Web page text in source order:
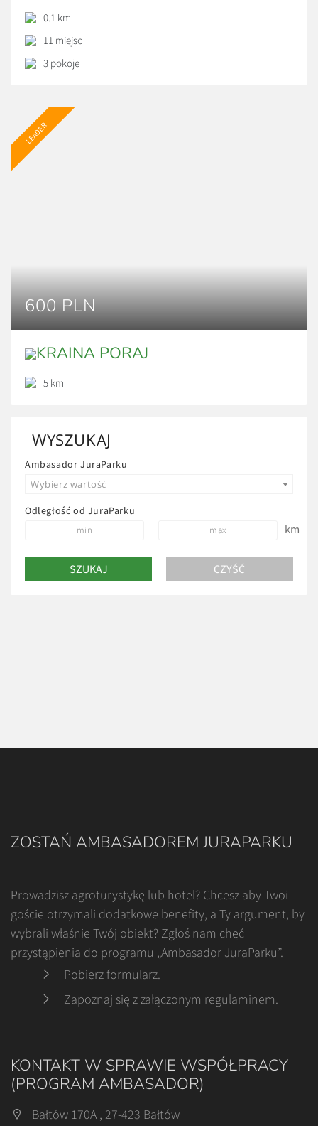
0.1 km
11 miejsc
3 pokoje
LEADER
600 PLN
KRAINA PORAJ
5 km
WYSZUKAJ
Ambasador JuraParku
Wybierz wartość
Odległość od JuraParku
km
ZOSTAŃ AMBASADOREM JURAPARKU
Prowadzisz agroturystykę lub hotel? Chcesz aby Twoi
goście otrzymali dodatkowe benefity, a Ty argument, by
wybrali właśnie Twój obiekt? Zgłoś nam chęć
przystąpienia do programu „Ambasador JuraParku”.
Pobierz formularz.
Zapoznaj się z załączonym regulaminem.
KONTAKT W SPRAWIE WSPÓŁPRACY
(PROGRAM AMBASADOR)
Bałtów 170A , 27-423 Bałtów